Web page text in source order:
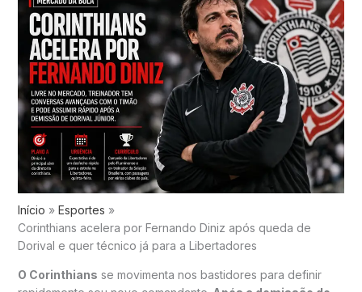
Início
Esportes
Corinthians acelera por Fernando Diniz após queda de
Dorival e quer técnico já para a Libertadores
O Corinthians se movimenta nos bastidores para definir